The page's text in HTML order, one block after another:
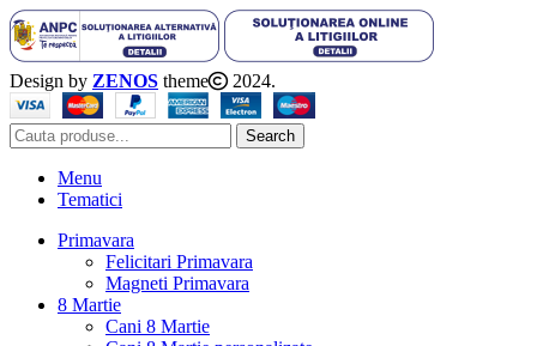
Design by ZENOS theme 2024.
Search
Menu
Tematici
Primavara
Felicitari Primavara
Magneti Primavara
8 Martie
Cani 8 Martie